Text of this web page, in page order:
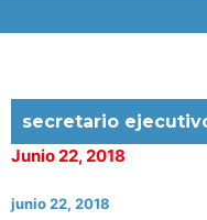
secretario
Junio 22, 2018
junio 22, 2018